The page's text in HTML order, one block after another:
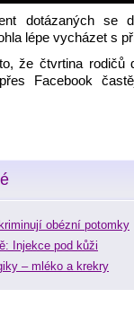
dotázaných se
lépe vycházet s
že čtvrtina rodičů
Facebook
obézní potomky
Injekce pod kůži
– mléko a krekry